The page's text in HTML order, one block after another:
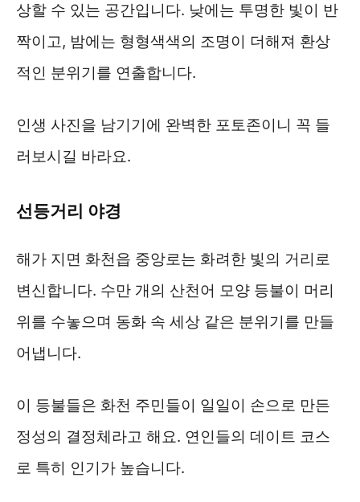
상할 수 있는 공간입니다. 낮에는 투명한 빛이 반
짝이고, 밤에는 형형색색의 조명이 더해져 환상
적인 분위기를 연출합니다.
인생 사진을 남기기에 완벽한 포토존이니 꼭 들
러보시길 바라요.
선등거리 야경
해가 지면 화천읍 중앙로는 화려한 빛의 거리로
변신합니다. 수만 개의 산천어 모양 등불이 머리
위를 수놓으며 동화 속 세상 같은 분위기를 만들
어냅니다.
이 등불들은 화천 주민들이 일일이 손으로 만든
정성의 결정체라고 해요. 연인들의 데이트 코스
로 특히 인기가 높습니다.